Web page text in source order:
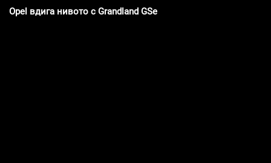
Opel вдига нивото с Grandland GSe